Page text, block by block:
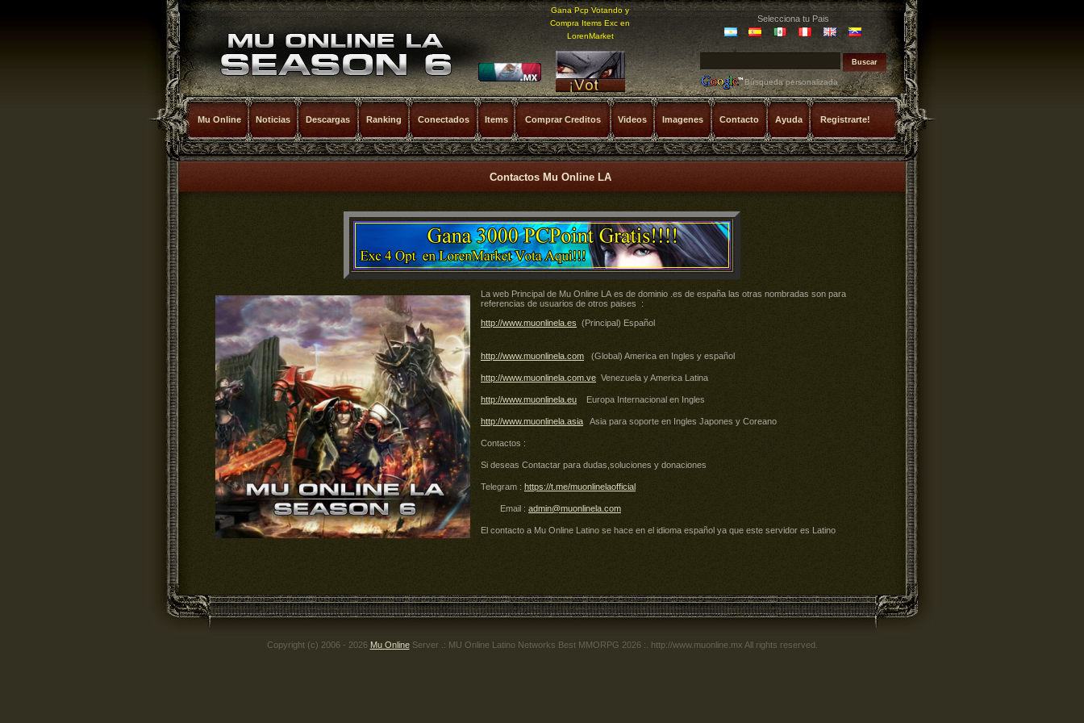
Gana Pcp Votando y
Compra Items Exc en
LorenMarket
Selecciona tu Pais
Búsqueda personalizada
Mu Online Noticias Descargas Ranking Conectados Items Comprar Creditos Videos Imagenes Contacto Ayuda Registrarte!
Contactos Mu Online LA
La web Principal de Mu Online LA es de dominio .es de españa las otras nombradas son para
referencias de usuarios de otros paises :
http://www.muonlinela.es (Principal) Español
http://www.muonlinela.com (Global) America en Ingles y español
http://www.muonlinela.com.ve Venezuela y America Latina
http://www.muonlinela.eu Europa Internacional en Ingles
http://www.muonlinela.asia Asia para soporte en Ingles Japones y Coreano
Contactos :
Si deseas Contactar para dudas,soluciones y donaciones
Telegram : https://t.me/muonlinelaofficial
Email : admin@muonlinela.com
El contacto a Mu Online Latino se hace en el idioma español ya que este servidor es Latino
Copyright (c) 2006 - 2026 Mu OnlineServer .: MU Online Latino Networks Best MMORPG 2026 :. http://www.muonline.mx All rights reserved.